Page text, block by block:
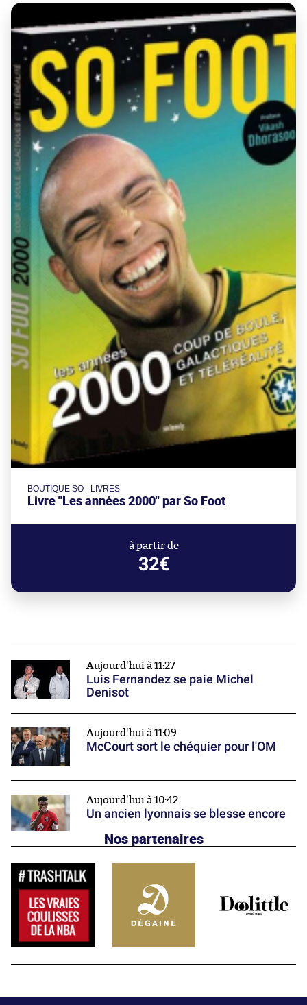
BOUTIQUE SO - LIVRES
Livre "Les années 2000" par So Foot
à partir de
32€
Aujourd'hui à 11:27
Luis Fernandez se paie Michel
Denisot
Aujourd'hui à 11:09
McCourt sort le chéquier pour l'OM
Aujourd'hui à 10:42
Un ancien lyonnais se blesse encore
Nos partenaires